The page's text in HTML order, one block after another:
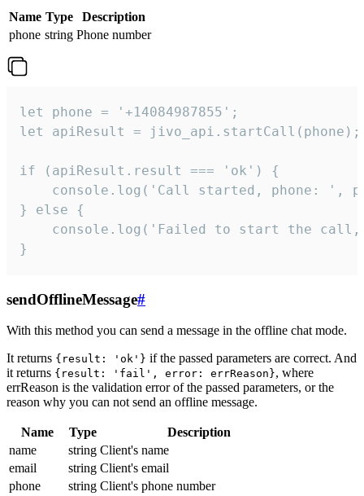
Name Type
Description
phone string Phone number
let phone = '+14084987855';
let apiResult = jivo_api.startCall(phone);
if (apiResult.result === 'ok') {
console.log('Call started, phone: ',
} else {
console.log('Failed to start the
}
sendOfflineMessage#
With this method you can send a message in the offline chat mode.
It returns {result: 'ok'} if the passed parameters are correct. And
it returns {result: 'fail', error: errReason}, where
errReason is the validation error of the passed parameters, or the
reason why you can not send an offline message.
Name Type
Description
name
string Client's name
email
string Client's email
phone
string Client's phone number